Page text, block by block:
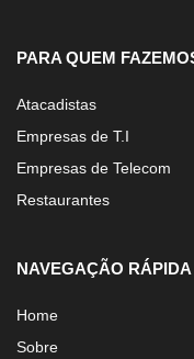
PARA QUEM
Atacadistas
Empresas de T.I
Empresas de Telecom
Restaurantes
NAVEGAÇÃO RÁPIDA
Home
Sobre